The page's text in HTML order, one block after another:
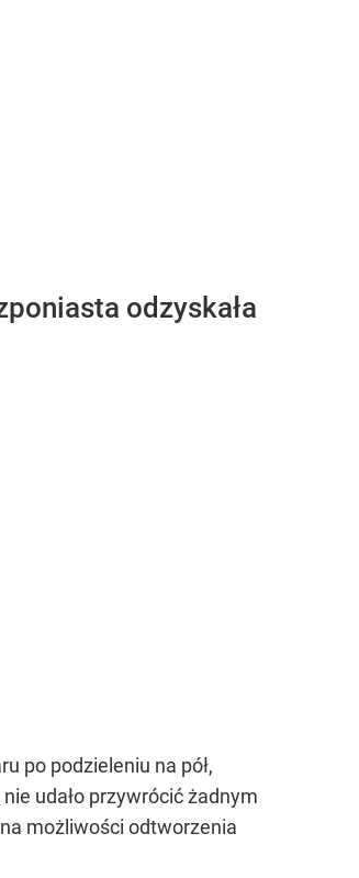
odzyskała
po podzieleniu na pół,
nie udało przywrócić żadnym
możliwości odtworzenia